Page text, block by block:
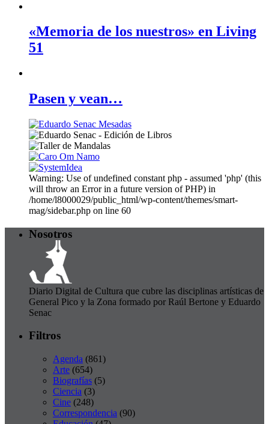
«Memoria de los nuestros» en Living
51
Pasen y vean…
Warning: Use of undefined constant php - assumed 'php' (this
will throw an Error in a future version of PHP) in
/home/l8000029/public_html/wp-content/themes/smart-
mag/sidebar.php on line 60
Nosotros
Diario Digital de Cultura que cubre las disciplinas artísticas de
General Pico y la Zona formado por Raúl Bertone y Eduardo
Senac
Filtros
Agenda (861)
Arte (654)
Biografías (5)
Ciencia (3)
Cine (248)
Correspondencia (90)